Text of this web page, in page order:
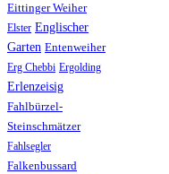
Eittinger Weiher
Elster Englischer
Garten Entenweiher
Erg Chebbi Ergolding
Erlenzeisig
Fahlbürzel-
Steinschmätzer
Fahlsegler
Falkenbussard